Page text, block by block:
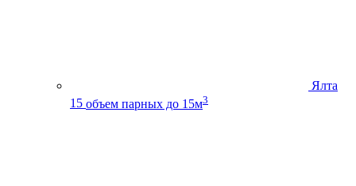
Ялта
15 объем парных до 15м3